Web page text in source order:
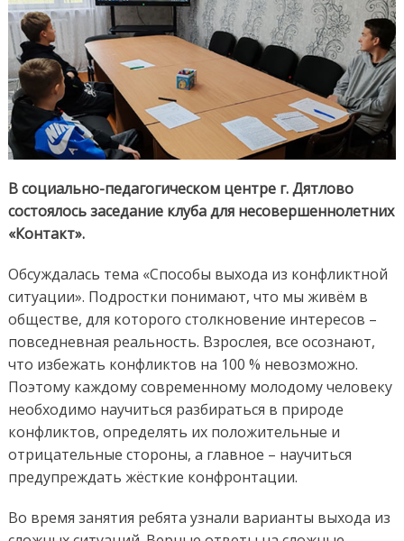
В социально-педагогическом центре г. Дятлово
состоялось заседание клуба для несовершеннолетних
«Контакт».
Обсуждалась тема «Способы выхода из конфликтной
ситуации». Подростки понимают, что мы живём в
обществе, для которого столкновение интересов –
повседневная реальность. Взрослея, все осознают,
что избежать конфликтов на 100 % невозможно.
Поэтому каждому современному молодому человеку
необходимо научиться разбираться в природе
конфликтов, определять их положительные и
отрицательные стороны, а главное – научиться
предупреждать жёсткие конфронтации.
Во время занятия ребята узнали варианты выхода из